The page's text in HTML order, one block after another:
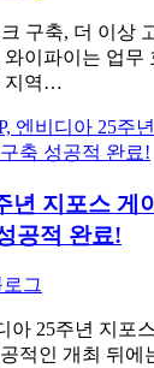
구축, 더 이상
이파이는 업무
지역…
년 지포스 게
공적 완료!
그
아 25주년 지포
적인 개최 뒤에